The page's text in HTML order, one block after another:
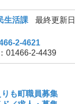
最終更新
生活課
2-4621
01466-2-4439
も町職員募集